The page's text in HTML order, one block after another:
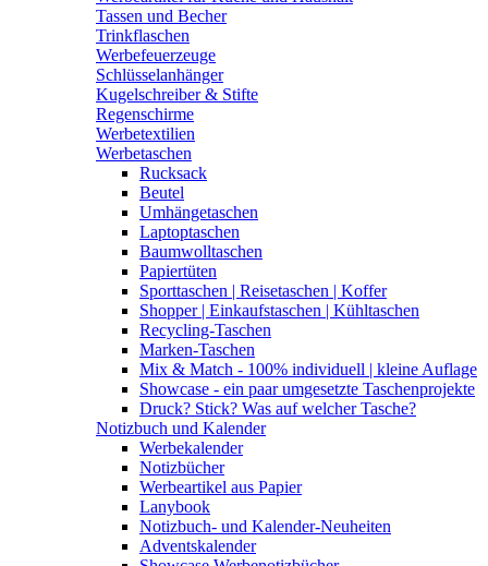
Tassen und Becher
Trinkflaschen
Werbefeuerzeuge
Schlüsselanhänger
Kugelschreiber & Stifte
Regenschirme
Werbetextilien
Werbetaschen
Rucksack
Beutel
Umhängetaschen
Laptoptaschen
Baumwolltaschen
Papiertüten
Sporttaschen | Reisetaschen | Koffer
Shopper | Einkaufstaschen | Kühltaschen
Recycling-Taschen
Marken-Taschen
Mix & Match - 100% individuell | kleine Auflage
Showcase - ein paar umgesetzte Taschenprojekte
Druck? Stick? Was auf welcher Tasche?
Notizbuch und Kalender
Werbekalender
Notizbücher
Werbeartikel aus Papier
Lanybook
Notizbuch- und Kalender-Neuheiten
Adventskalender